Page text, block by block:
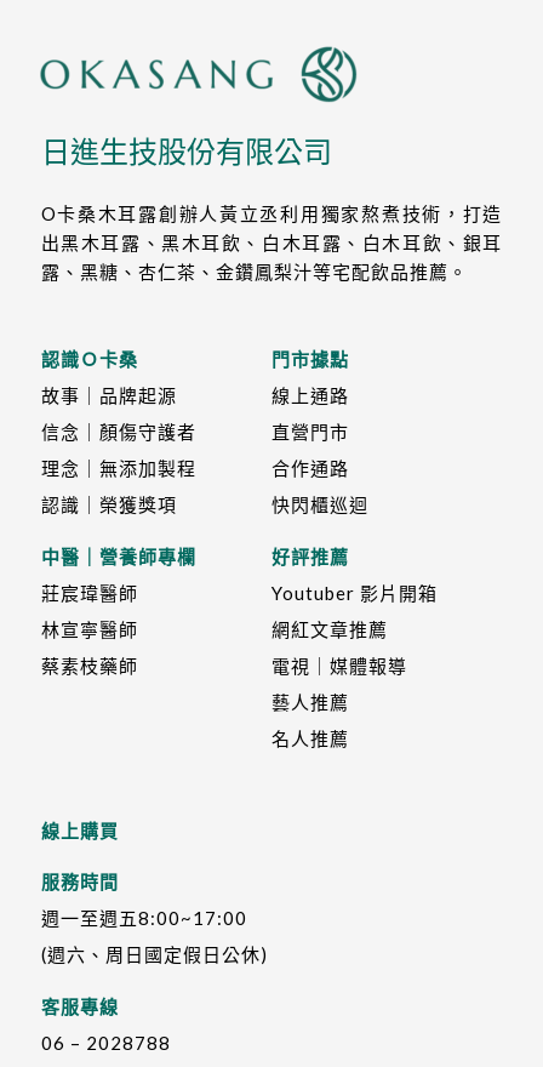
日進生技股份有限公司
O卡桑木耳露創辦人黃立丞利用獨家熬煮技術，打造
出黑木耳露、黑木耳飲、白木耳露、白木耳飲、銀耳
露、黑糖、杏仁茶、金鑽鳳梨汁等宅配飲品推薦。
認識Ｏ卡桑
故事｜品牌起源
信念｜顏傷守護者
理念｜無添加製程
認識｜榮獲獎項
中醫｜營養師專欄
莊宸瑋醫師
林宣寧醫師
蔡素枝藥師
門市據點
線上通路
直營門市
合作通路
快閃櫃巡迴
好評推薦
Youtuber 影片開箱
網紅文章推薦
電視｜媒體報導
藝人推薦
名人推薦
線上購買
服務時間
週一至週五8:00~17:00
(週六、周日國定假日公休)
客服專線
06 – 2028788